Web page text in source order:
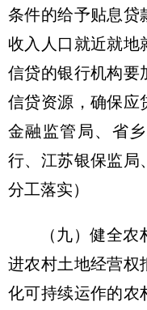
条件的给予贴息贷
收入人口就近就地
信贷的银行机构要
信贷资源，确保应
金融监管局、省
行、江苏银保监局
分工落实）
（九）健全
进农村土地经营权
化可持续运作的农